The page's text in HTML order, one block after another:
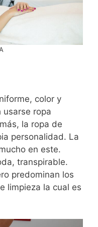
color y
usarse ropa
la ropa de
personalidad. La
en este.
transpirable.
predominan los
limpieza la cual es